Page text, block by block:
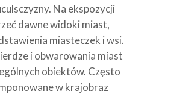
Na ekspozycji
dawne widoki miast,
miasteczek i wsi.
i obwarowania miast
obiektów. Często
w krajobraz